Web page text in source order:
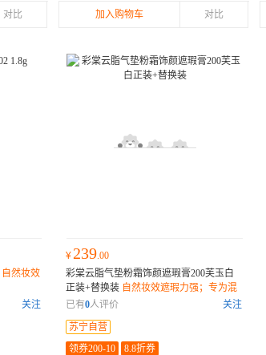
对比 加入购物车 对比
自然妆效
关注
¥ 239.00
彩棠云脂气垫粉霜饰颜遮瑕膏200芙玉白
正装+替换装 自然妆效遮瑕力强；专为混
合性肤质设计；15g容量持久使用；
已有0人评价
关注
苏宁自营
领券200-10
8.8折券